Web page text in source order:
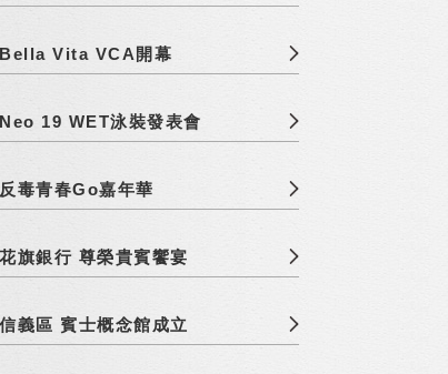
Bella Vita VCA開幕
Neo 19 WET泳裝發表會
反毒青春Go嘉年華
花旗銀行 尊榮貴賓饗宴
信義區 賓士概念館成立